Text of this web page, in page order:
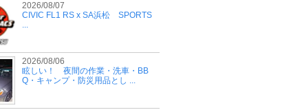
2026/08/07
CIVIC FL1 RS x SA浜松 SPORTS
...
2026/08/06
眩しい！ 夜間の作業・洗車・BB
Q・キャンプ・防災用品とし ...